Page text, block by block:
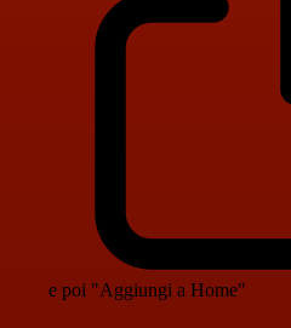
e poi "Aggiungi a Home"